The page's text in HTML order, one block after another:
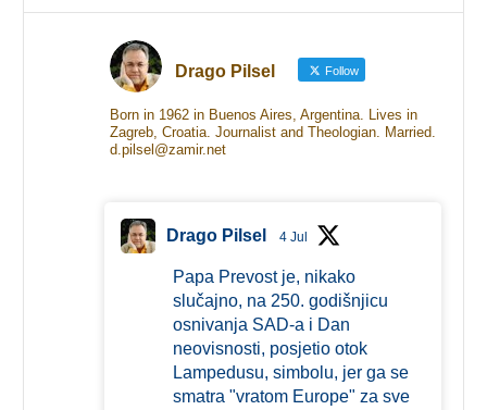
Drago Pilsel Follow
Born in 1962 in Buenos Aires, Argentina. Lives in
Zagreb, Croatia. Journalist and Theologian. Married.
d.pilsel@zamir.net
Drago Pilsel 4 Jul
Papa Prevost je, nikako
slučajno, na 250. godišnjicu
osnivanja SAD-a i Dan
neovisnosti, posjetio otok
Lampedusu, simbolu, jer ga se
smatra "vratom Europe" za sve